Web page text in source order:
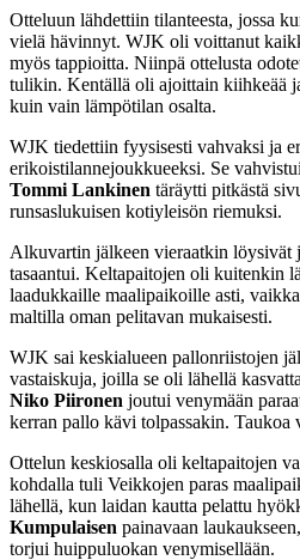
Otteluun lähdettiin tilanteesta, jossa
vielä hävinnyt. WJK oli voittanut
myös tappioitta. Niinpä ottelusta
tulikin. Kentällä oli ajoittain kiihkeää
kuin vain lämpötilan osalta.
WJK tiedettiin fyysisesti vahvaksi ja
erikoistilannejoukkueeksi. Se
Tommi Lankinen täräytti pitkästä
runsaslukuisen kotiyleisön riemuksi.
Alkuvartin jälkeen vieraatkin löysivät
tasaantui. Keltapaitojen oli kuitenkin
laadukkaille maalipaikoille asti,
maltilla oman pelitavan mukaisesti.
WJK sai keskialueen pallonriistojen
vastaiskuja, joilla se oli lähellä
Niko Piironen joutui venymään
kerran pallo kävi tolpassakin. Taukoa
Ottelun keskiosalla oli keltapaitojen
kohdalla tuli Veikkojen paras
lähellä, kun laidan kautta pelattu
Kumpulaisen painavaan
torjui huippuluokan venymisellään.